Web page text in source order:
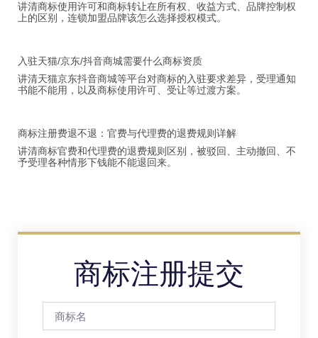
讲清商标使用许可和商标转让在所有权、收益方式、品牌控制权
上的区别，连锁加盟品牌该怎么选择授权模式。
入驻天猫/京东/抖音商城需要什么商标资质
讲清天猫京东抖音商城等平台对商标的入驻要求差异，受理通知
书能不能用，以及商标使用许可、受让等过渡方案。
商标注册费退不退：官费与代理费的退费规则详解
讲清商标官费和代理费的退费规则区别，被驳回、主动撤回、不
予受理各种情形下钱能不能退回来。
商标注册提交